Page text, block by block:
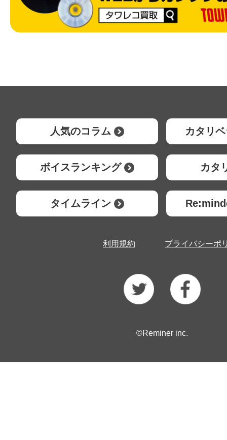
人気のコラム カタリ
ボイスランキング カタ
タイムライン
利用規約 プライバシーポ
©Reminer inc.